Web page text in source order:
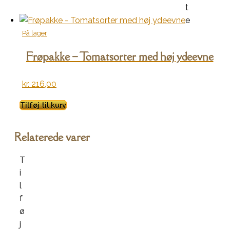
t
e
På lager
Frøpakke – Tomatsorter med høj ydeevne
kr. 216,00
Tilføj til kurv
Relaterede varer
T
i
l
f
ø
j